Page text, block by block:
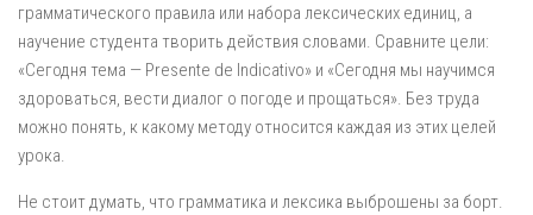
грамматического правила или набора лексических единиц, а
научение студента творить действия словами. Сравните цели:
«Сегодня тема — Presente de Indicativo» и «Сегодня мы научимся
здороваться, вести диалог о погоде и прощаться». Без труда
можно понять, к какому методу относится каждая из этих целей
урока.
Не стоит думать, что грамматика и лексика выброшены за борт.